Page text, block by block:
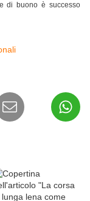
di buono è successo